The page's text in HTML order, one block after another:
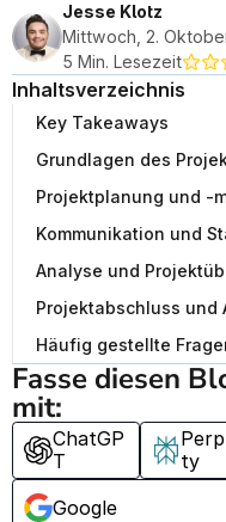
Jesse Klotz
Mittwoch, 2.
5 Min. Lesezeit
Inhaltsverzeichnis
Key Takeaways
Grundlagen des
Projektplanung und -
Kommunikation und
Analyse und
Projektabschluss und
Häufig gestellte
Fasse diesen
mit:
ChatGP
T
ty
Google